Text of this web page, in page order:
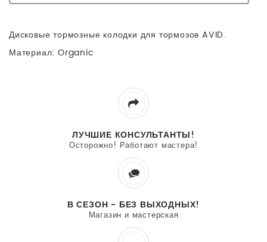
Дисковые тормозные колодки для тормозов AVID.
Материал: Organic
ЛУЧШИЕ КОНСУЛЬТАНТЫ!
Осторожно! Работают мастера!
В СЕЗОН - БЕЗ ВЫХОДНЫХ!
Магазин и мастерская